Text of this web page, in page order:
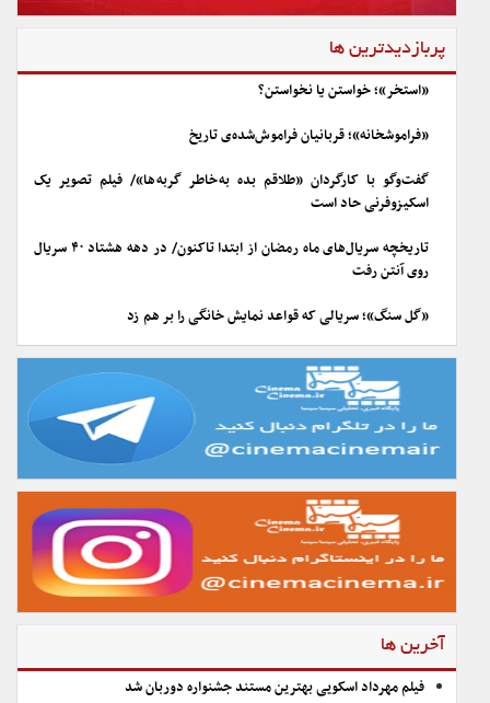
پربازدیدترین ها
«استخر»؛ خواستن یا نخواستن؟
«فراموشخانه»؛ قربانیان فراموش‌شده‌ی تاریخ
گفت‌وگو با کارگردان «طلاقم بده به خاطر گربه ها»/ فیلم تصویر یک
اسکیزوفرنی حاد است
تاریخچه سریال‌های ماه رمضان از ابتدا تاکنون/ در دهه هشتاد ۴۰ سریال
روی آنتن رفت
«گل سنگ»؛ سریالی که قواعد نمایش خانگی را بر هم زد
آخرین ها
فیلم مهرداد اسکویی بهترین مستند جشنواره دوربان شد